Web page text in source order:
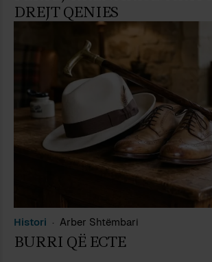
DREJT QENIES
Histori Arber Shtëmbari
BURRI QË ECTE